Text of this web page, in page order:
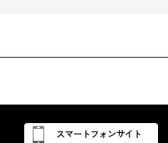
スマートフォンサイト